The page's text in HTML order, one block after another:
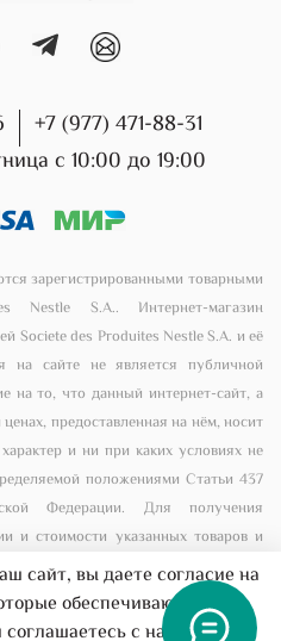
+7 (977) 471-88-31
с 10:00 до 19:00
зарегистрированными товарными
Nestle S.A.. Интернет-магазин
Societe des Produites Nestle S.A. и её
на сайте не является публичной
на то, что данный интернет-сайт, а
предоставленная на нём, носит
и ни при каких условиях не
положениями Статьи 437
Федерации. Для получения
и стоимости указанных товаров и
к менеджеру сайта с помощью
+7 (495) 156-00-56
сайт, вы даете согласие на
обеспечивают
с нашей